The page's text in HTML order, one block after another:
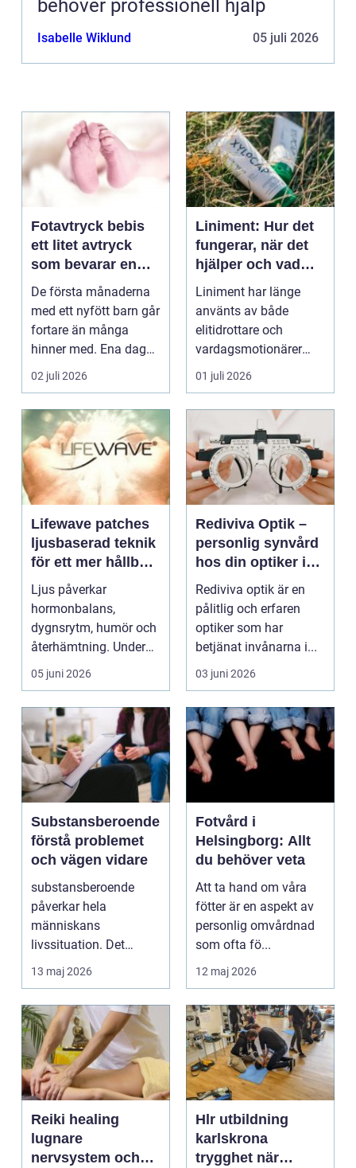
behöver professionell hjälp
Isabelle Wiklund 05 juli 2026
Fotavtryck bebis
ett litet avtryck
som bevarar en
stor stund
De första månaderna
med ett nyfött barn går
fortare än många
hinner med. Ena dagen
ryms hela foten i...
02 juli 2026
Liniment: Hur det
fungerar, när det
hjälper och vad
man bör tänka på
Liniment har länge
använts av både
elitidrottare och
vardagsmotionärer
för...
01 juli 2026
Lifewave patches
ljusbaserad teknik
för ett mer hållbart
välbefinnande
Ljus påverkar
hormonbalans,
dygnsrytm, humör och
återhämtning. Under
senare år har en ny typ
av prod...
05 juni 2026
Rediviva Optik –
personlig synvård
hos din optiker i
Uppsala
Rediviva optik är en
pålitlig och erfaren
optiker som har
betjänat invånarna i...
03 juni 2026
Substansberoende
förstå problemet
och vägen vidare
substansberoende
påverkar hela
människans
livssituation. Det
handlar sällan bara
om alkohol, narkoti...
13 maj 2026
Fotvård i
Helsingborg: Allt
du behöver veta
Att ta hand om våra
fötter är en aspekt av
personlig omvårdnad
som ofta fö...
12 maj 2026
Reiki healing
lugnare
nervsystem och
Hlr utbildning
karlskrona
trygghet när